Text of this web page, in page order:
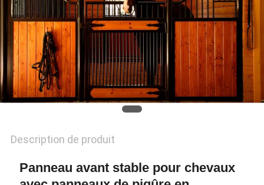
POLITIQUE
EN
MATIÈRE
DE
PROTECTION
LA
PRIVÉE
Description de produit
Panneau avant stable pour chevaux